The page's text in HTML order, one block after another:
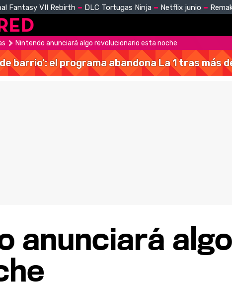
Fantasy VII Rebirth DLC Tortugas Ninja Netflix junio
Nintendo anunciará algo revolucionario esta noche
barrio': el programa abandona La 1 tras más
anunciará